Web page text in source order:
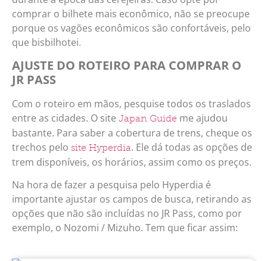
comprar o bilhete mais econômico, não se preocupe
porque os vagões econômicos são confortáveis, pelo
que bisbilhotei.
AJUSTE DO ROTEIRO PARA COMPRAR O
JR PASS
Com o roteiro em mãos, pesquise todos os traslados
entre as cidades. O site Japan Guide me ajudou
bastante. Para saber a cobertura de trens, cheque os
trechos pelo site Hyperdia. Ele dá todas as opções de
trem disponíveis, os horários, assim como os preços.
Na hora de fazer a pesquisa pelo Hyperdia é
importante ajustar os campos de busca, retirando as
opções que não são incluídas no JR Pass, como por
exemplo, o Nozomi / Mizuho. Tem que ficar assim: